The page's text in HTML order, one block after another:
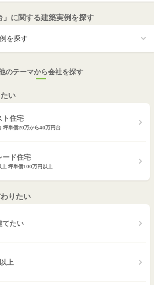
」に関する建築実例を探す
を探す
のテーマから会社を探す
い
ト住宅
坪単価20万から40万円台
ード住宅
坪単価100万円以上
りたい
てたい
上